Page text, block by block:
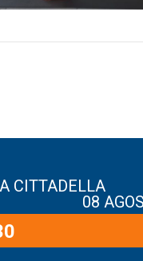
CITTADELLA
08